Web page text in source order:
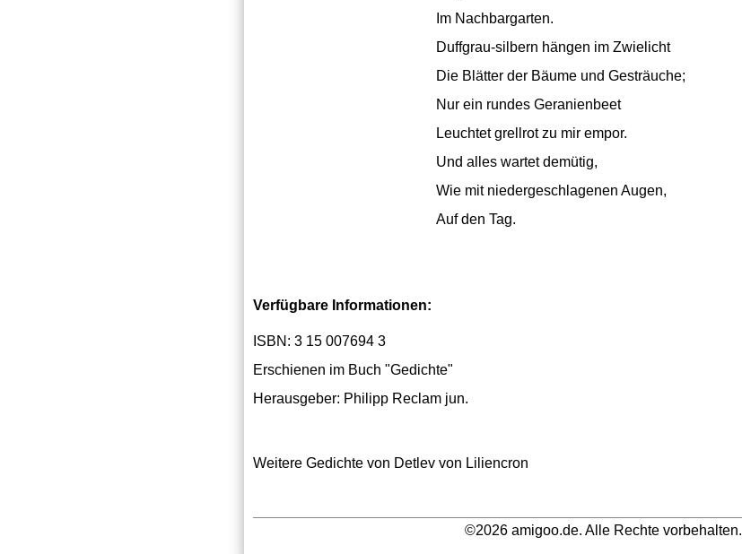
Im Nachbargarten.
Duffgrau-silbern hängen im Zwielicht
Die Blätter der Bäume und Gesträuche;
Nur ein rundes Geranienbeet
Leuchtet grellrot zu mir empor.
Und alles wartet demütig,
Wie mit niedergeschlagenen Augen,
Auf den Tag.
Verfügbare Informationen:
ISBN: 3 15 007694 3
Erschienen im Buch "Gedichte"
Herausgeber: Philipp Reclam jun.
Weitere Gedichte von Detlev von Liliencron
©2026 amigoo.de. Alle Rechte vorbehalten.